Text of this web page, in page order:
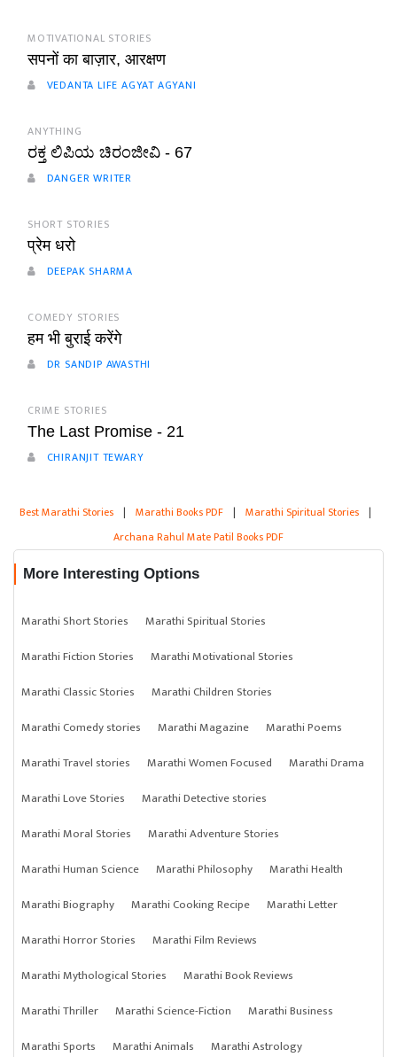
MOTIVATIONAL STORIES
सपनों का बाज़ार, आरक्षण
VEDANTA LIFE AGYAT AGYANI
ANYTHING
ರಕ್ತ ಲಿಪಿಯ ಚಿರಂಜೀವಿ - 67
DANGER WRITER
SHORT STORIES
प्रेम धरो
DEEPAK SHARMA
COMEDY STORIES
हम भी बुराई करेंगे
DR SANDIP AWASTHI
CRIME STORIES
The Last Promise - 21
CHIRANJIT TEWARY
Best Marathi Stories | Marathi Books PDF | Marathi Spiritual Stories |
Archana Rahul Mate Patil Books PDF
More Interesting Options
Marathi Short Stories
Marathi Spiritual Stories
Marathi Fiction Stories
Marathi Motivational Stories
Marathi Classic Stories
Marathi Children Stories
Marathi Comedy stories
Marathi Magazine
Marathi Poems
Marathi Travel stories
Marathi Women Focused
Marathi Drama
Marathi Love Stories
Marathi Detective stories
Marathi Moral Stories
Marathi Adventure Stories
Marathi Human Science
Marathi Philosophy
Marathi Health
Marathi Biography
Marathi Cooking Recipe
Marathi Letter
Marathi Horror Stories
Marathi Film Reviews
Marathi Mythological Stories
Marathi Book Reviews
Marathi Thriller
Marathi Science-Fiction
Marathi Business
Marathi Sports
Marathi Animals
Marathi Astrology